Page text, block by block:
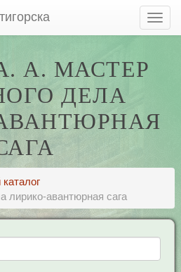
А. МАСТЕР
ДЕЛА
лирико-авантюрная сага